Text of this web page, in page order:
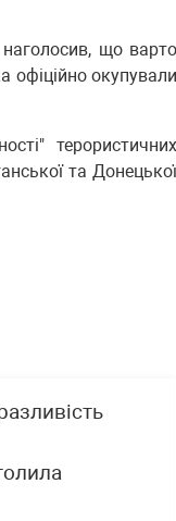
наголосив, що варто
офіційно окупували
та